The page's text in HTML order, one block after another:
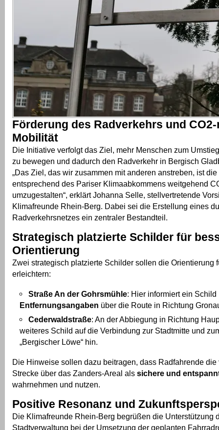
Förderung des Radverkehrs und
Mobilität
Die Initiative verfolgt das Ziel, mehr Menschen zum
zu bewegen und dadurch den Radverkehr in Bergisch
„Das Ziel, das wir zusammen mit anderen anstreben, ist
entsprechend des Pariser Klimaabkommens weitgehend
umzugestalten“, erklärt Johanna Selle, stellvertretende
Klimafreunde Rhein-Berg. Dabei sei die Erstellung eines
Radverkehrsnetzes ein zentraler Bestandteil.
Strategisch platzierte Schilder für
Orientierung
Zwei strategisch platzierte Schilder sollen die Orientierung
erleichtern:
Straße An der Gohrsmühle: Hier informiert ein Schild
Entfernungsangaben über die Route in Richtung
Cederwaldstraße: An der Abbiegung in Richtung
weiteres Schild auf die Verbindung zur Stadtmitte und
„Bergischer Löwe“ hin.
Die Hinweise sollen dazu beitragen, dass Radfahrende
Strecke über das Zanders-Areal als sichere und
wahrnehmen und nutzen.
Positive Resonanz und
Die Klimafreunde Rhein-Berg begrüßen die Unterstützung
Stadtverwaltung bei der Umsetzung der geplanten